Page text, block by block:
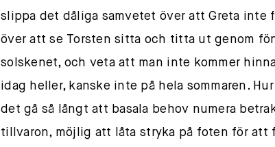
slippa det dåliga samvetet över att Greta inte
över att se Torsten sitta och titta ut genom
solskenet, och veta att man inte kommer
idag heller, kanske inte på hela sommaren.
det gå så långt att basala behov numera
tillvaron, möjlig att låta stryka på foten för att